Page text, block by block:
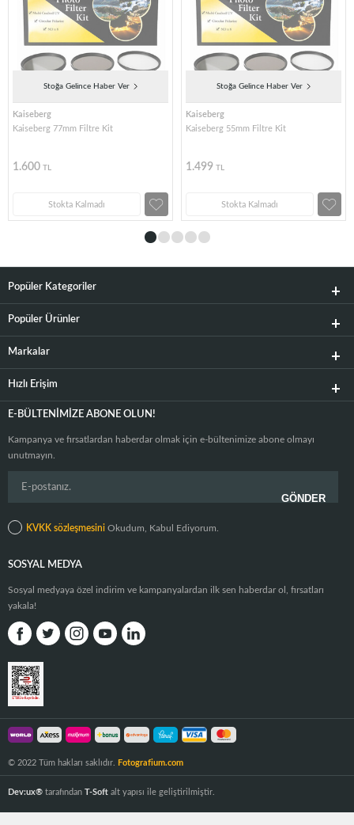
Stoğa Gelince Haber Ver
Kaiseberg
Kaiseberg 77mm Filtre Kit
1.600 TL
Stokta Kalmadı
Stoğa Gelince Haber Ver
Kaiseberg
Kaiseberg 55mm Filtre Kit
1.499 TL
Stokta Kalmadı
Popüler Kategoriler
Popüler Ürünler
Markalar
Hızlı Erişim
E-BÜLTENIMIZE ABONE OLUN!
Kampanya ve fırsatlardan haberdar olmak için e-bültenimize abone olmayı
unutmayın.
KVKK sözleşmesini Okudum, Kabul Ediyorum.
SOSYAL MEDYA
Sosyal medyaya özel indirim ve kampanyalardan ilk sen haberdar ol, fırsatları
yakala!
© 2022 Tüm hakları saklıdır. Fotografium.com
Dev:ux® tarafından T-Soft alt yapısı ile geliştirilmiştir.